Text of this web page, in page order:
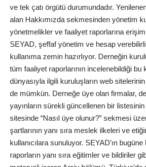
ve tek çatı örgütü durumundadır.
alan Hakkımızda sekmesinden yönetim
yönetmelikler ve faaliyet raporlarına
SEYAD, şeffaf yönetim ve hesap
kullanıma zemin hazırlıyor. Derneğin
tüm faaliyet raporlarının incelenebildiği bu
dünyasıyla ilgili kuruluşların web
de mümkün. Derneğe üye olan firmalar,
yayınların sürekli güncellenen bir listesinin
sitesinde “Nasıl üye olunur?” sekmesi
şartlarının yanı sıra meslek ilkeleri ve
kullanıcılara sunuluyor. SEYAD’ın bugüne
raporların yanı sıra eğitimler ve bildiriler